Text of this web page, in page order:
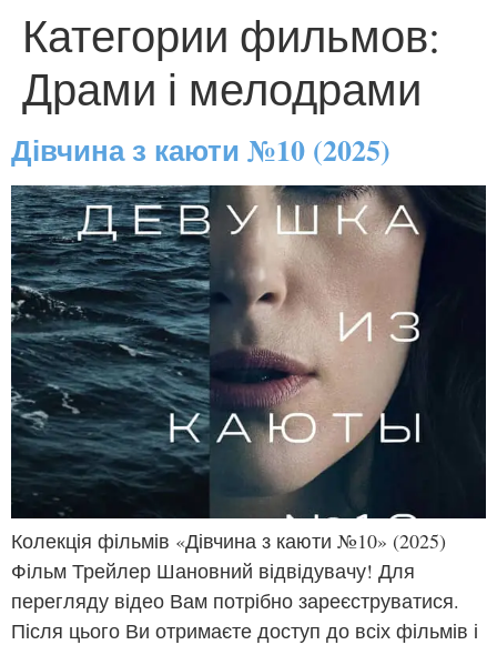
Категории фильмов:
Драми і мелодрами
Дівчина з каюти №10 (2025)
Колекція фільмів «Дівчина з каюти №10» (2025)
Фільм Трейлер Шановний відвідувачу! Для
перегляду відео Вам потрібно зареєструватися.
Після цього Ви отримаєте доступ до всіх фільмів і